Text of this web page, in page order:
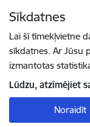
Sīkdatnes
Lai šī tīmekļvietne
sīkdatnes. Ar Jūsu
izmantotas
Lūdzu, atzīmējiet
Noraidīt